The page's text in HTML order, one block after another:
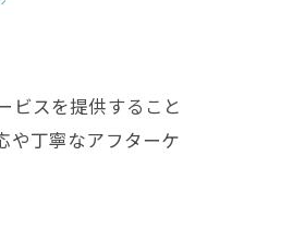
ビスを提供すること
や丁寧なアフターケ